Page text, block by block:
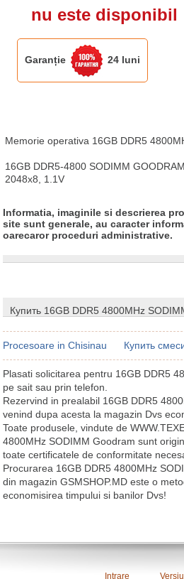
nu este disponibil
Garanție 24 luni
Memorie operativa 16GB DDR5
16GB DDR5-4800 SODIMM
2048x8, 1.1V
Informatia, imaginile si descrierea
site sunt generale, au caracter
oarecaror proceduri administrative.
Купить 16GB DDR5 4800MHz
Procesoare in Chisinau Купить
Plasati solicitarea pentru 16GB DDR5
pe sait sau prin telefon.
Rezervind in prealabil 16GB DDR5
venind dupa acesta la magazin Dvs
Toate produsele, vindute de
4800MHz SODIMM Goodram sunt
toate certificatele de conformitate
Procurarea 16GB DDR5 4800MHz
din magazin GSMSHOP.MD este o
economisirea timpului si banilor Dvs!
Intrare